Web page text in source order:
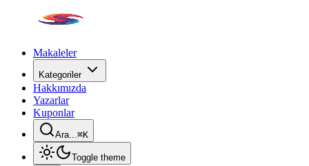
Makaleler
Kategoriler
Hakkımızda
Yazarlar
Kuponlar
Ara...⌘K
Toggle theme